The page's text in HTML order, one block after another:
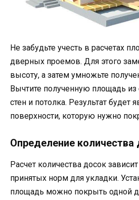
Не забудьте учесть в расчетах
дверных проемов. Для этого
высоту, а затем умножьте
Вычтите полученную площадь
стен и потолка. Результат будет
поверхности, которую нужно
Определение количества
Расчет количества досок
принятых норм для укладки.
площадь можно покрыть одной